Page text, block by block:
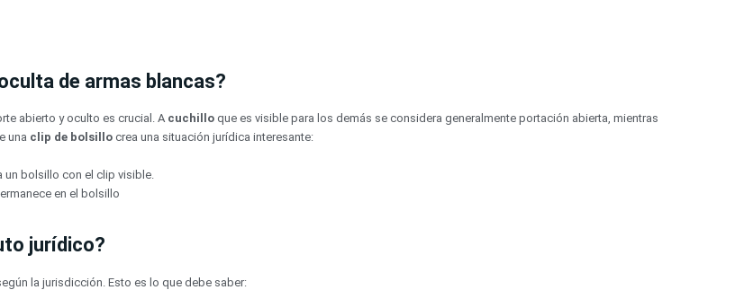
de armas blancas?
abierto y oculto es crucial. A cuchillo que es visible para los demás se considera generalmente portación abierta, mientras
una clip de bolsillo crea una situación jurídica interesante:
bolsillo con el clip visible.
en el bolsillo
jurídico?
la jurisdicción. Esto es lo que debe saber: